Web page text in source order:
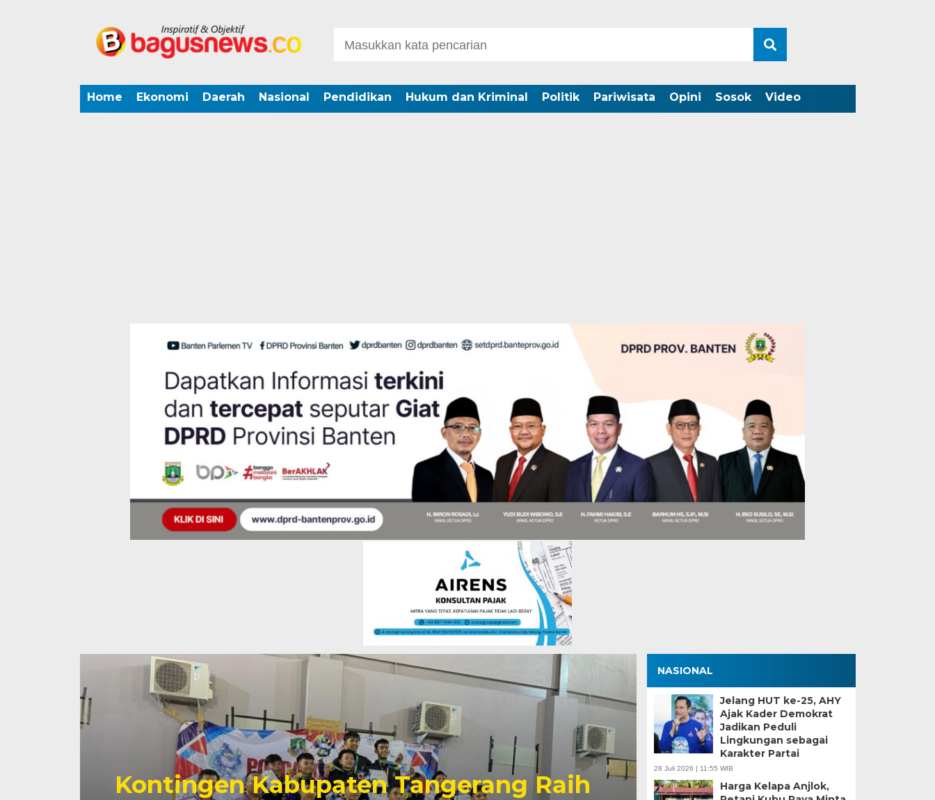
Home Ekonomi Daerah Nasional Pendidikan Hukum dan Kriminal Politik Pariwisata Opini Sosok Video
Raih
Kota
NASIONAL
Jelang HUT ke-25, AHY
Ajak Kader Demokrat
Jadikan Peduli
Lingkungan sebagai
Karakter Partai
28 Juli 2026 | 11:55 WIB
Harga Kelapa Anjlok,